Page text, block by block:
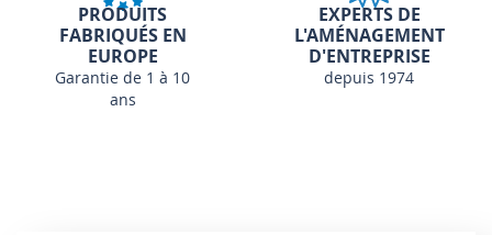
PRODUITS
FABRIQUÉS EN
EUROPE
Garantie de 1 à 10
ans
EXPERTS DE
L'AMÉNAGEMENT
D'ENTREPRISE
depuis 1974